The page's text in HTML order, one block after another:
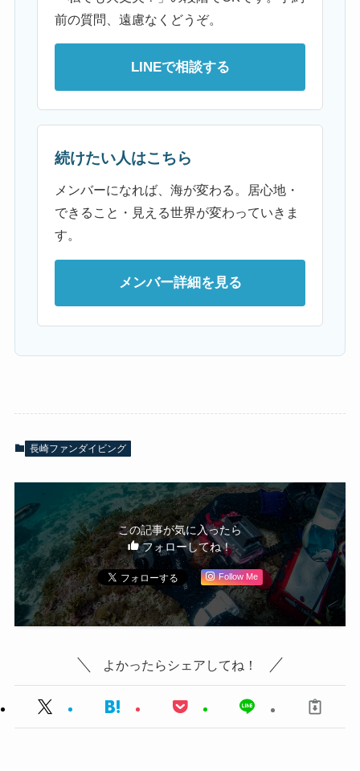
前の質問、遠慮なくどうぞ。
LINEで相談する
続けたい人はこちら
メンバーになれば、海が変わる。居心地・
できること・見える世界が変わっていきま
す。
メンバー詳細を見る
長崎ファンダイビング
この記事が気に入ったら
フォローしてね！
Follow Me
よかったらシェアしてね！